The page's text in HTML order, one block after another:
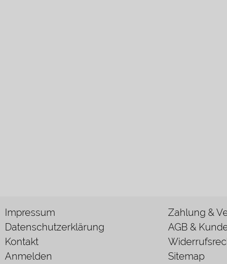
Impressum
Datenschutzerklärung
Kontakt
Anmelden
Zahlung &
AGB &
Sitemap